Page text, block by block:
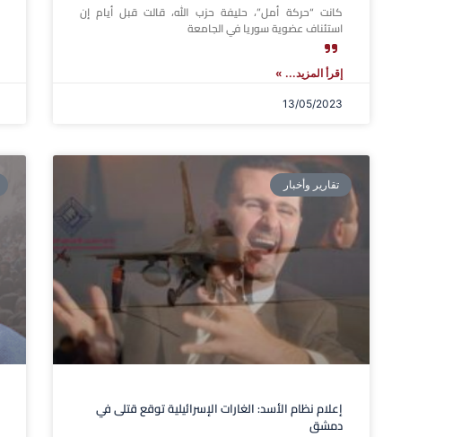
كانت “حركة أمل”، حليفة حزب الله، قالت قبل أيام إن
استئناف عضوية سوريا في الجامعة
إقرأ المزيد... »
13/05/2023
تقارير وأخبار
إعلام نظام الأسد: الغارات الإسرائيلية توقع قتلى في
دمشق